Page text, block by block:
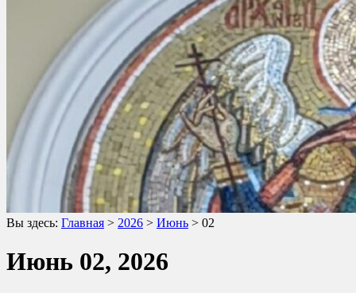
Вы здесь: Главная > 2026 > Июнь > 02
Июнь 02, 2026